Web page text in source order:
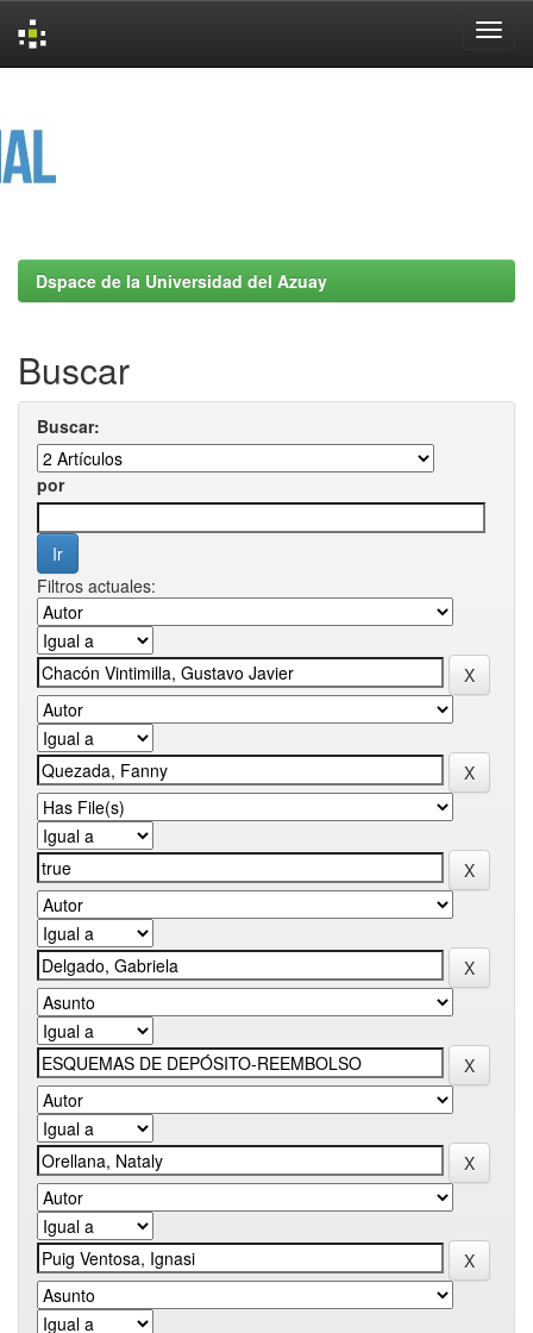
Dspace de la Universidad del Azuay
Buscar
Buscar:
por
Filtros actuales: